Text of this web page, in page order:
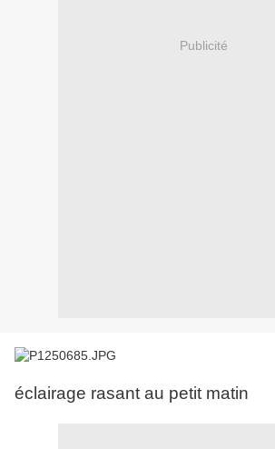
Publicité
éclairage rasant au petit matin